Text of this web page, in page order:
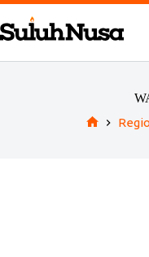
Skip
to
content